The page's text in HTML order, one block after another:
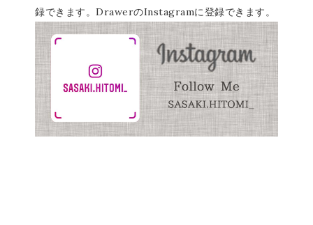
録できます。DrawerのInstagramに登録できます。